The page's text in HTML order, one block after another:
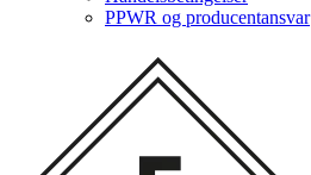
PPWR og producentansvar